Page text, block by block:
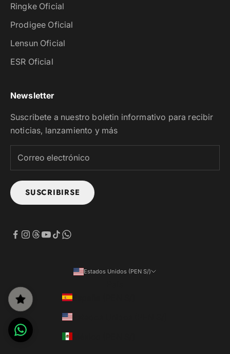
Ringke Oficial
Prodigee Oficial
Lensun Oficial
ESR Oficial
Newsletter
Suscribete a nuestro boletin informativo para recibir
noticias, lanzamiento y más
SUSCRIBIRSE
Estados Unidos (PEN S/)